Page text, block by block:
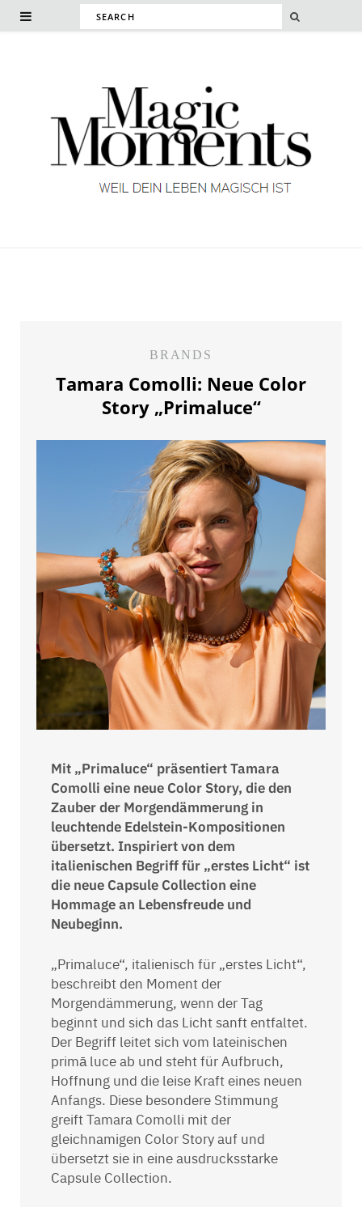
BRANDS
Tamara Comolli: Neue Color
Story „Primaluce“
Mit „Primaluce“ präsentiert Tamara
Comolli eine neue Color Story, die den
Zauber der Morgendämmerung in
leuchtende Edelstein-Kompositionen
übersetzt. Inspiriert von dem
italienischen Begriff für „erstes Licht“ ist
die neue Capsule Collection eine
Hommage an Lebensfreude und
Neubeginn.
„Primaluce“, italienisch für „erstes Licht“,
beschreibt den Moment der
Morgendämmerung, wenn der Tag
beginnt und sich das Licht sanft entfaltet.
Der Begriff leitet sich vom lateinischen
primā luce ab und steht für Aufbruch,
Hoffnung und die leise Kraft eines neuen
Anfangs. Diese besondere Stimmung
greift Tamara Comolli mit der
gleichnamigen Color Story auf und
übersetzt sie in eine ausdrucksstarke
Capsule Collection.